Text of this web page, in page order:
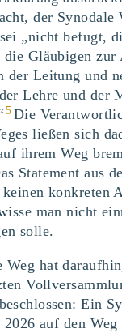
der Synodale
„nicht befugt,
Gläubigen zur
der Leitung und
Lehre und der
5 Die
ließen sich
ihrem Weg
Statement aus
konkreten
man nicht
solle.
Weg hat
Ein
auf den Weg